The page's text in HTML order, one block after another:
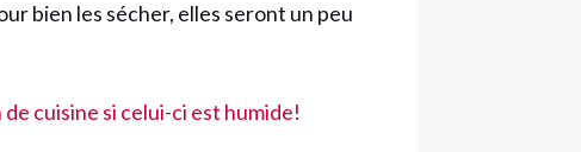
bien les sécher, elles seront un peu
cuisine si celui-ci est humide!